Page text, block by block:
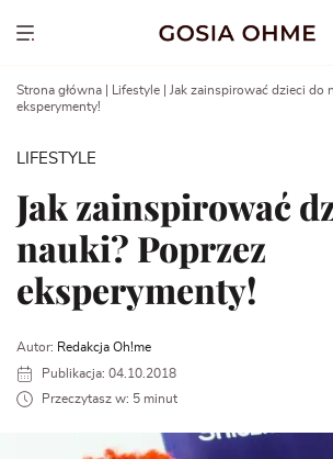
Show menu
Strona główna Lifestyle
Jak zainspirować dzieci do
eksperymenty!
LIFESTYLE
Jak zainspirować
nauki? Poprzez
eksperymenty!
Autor: Redakcja Oh!me
Publikacja: 04.10.2018
Przeczytasz w: 5 minut